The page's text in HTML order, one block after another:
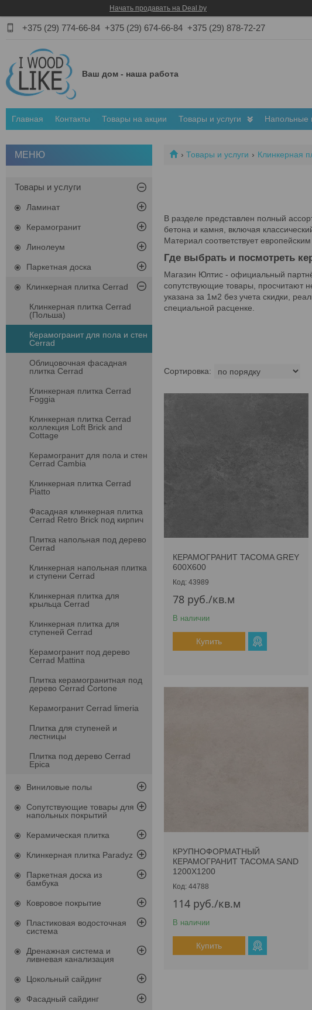
Начать продавать на Deal.by
+375 (29) 774-66-84 +375 (29) 674-66-84 +375 (29) 878-72-27
Ваш дом - наша работа
Главная Контакты Товары на акции Товары и услуги Напольные
Товары и услуги Клинкерная
В разделе представлен полный
бетона и камня, включая
Материал соответствует
Где выбрать и посмотреть
Магазин Юлтис - официальный
сопутствующие товары, просчитают
указана за 1м2 без учета скидки,
специальной расценке.
КЕРАМОГРАНИТ TACOMA GREY
600Х600
43989
78 руб./кв.м
В наличии
Купить
КРУПНОФОРМАТНЫЙ
КЕРАМОГРАНИТ TACOMA SAND
1200Х1200
44788
114 руб./кв.м
В наличии
Купить
Товары и услуги
Ламинат
Керамогранит
Линолеум
Паркетная доска
Клинкерная плитка Cerrad
Клинкерная плитка Cerrad
(Польша)
Керамогранит для пола и стен
Cerrad
Облицовочная фасадная
плитка Cerrad
Клинкерная плитка Cerrad
Foggia
Клинкерная плитка Cerrad
коллекция Loft Brick and
Cottage
Керамогранит для пола и стен
Cerrad Cambia
Клинкерная плитка Cerrad
Piatto
Фасадная клинкерная плитка
Cerrad Retro Brick под кирпич
Плитка напольная под дерево
Cerrad
Клинкерная напольная плитка
и ступени Cerrad
Клинкерная плитка для
крыльца Cerrad
Клинкерная плитка для
ступеней Cerrad
Керамогранит под дерево
Cerrad Mattina
Плитка керамогранитная под
дерево Cerrad Cortone
Керамогранит Cerrad limeria
Плитка для ступеней и
лестницы
Плитка под дерево Cerrad
Epica
Виниловые полы
Сопутствующие товары для
напольных покрытий
Керамическая плитка
Клинкерная плитка Paradyz
Паркетная доска из
бамбука
Ковровое покрытие
Пластиковая водосточная
система
Дренажная система и
ливневая канализация
Цокольный сайдинг
Фасадный сайдинг